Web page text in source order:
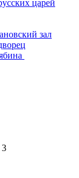
царей
зал
3